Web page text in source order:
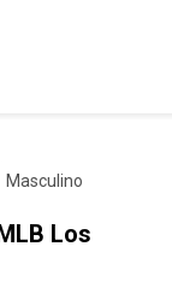
masculino
Los